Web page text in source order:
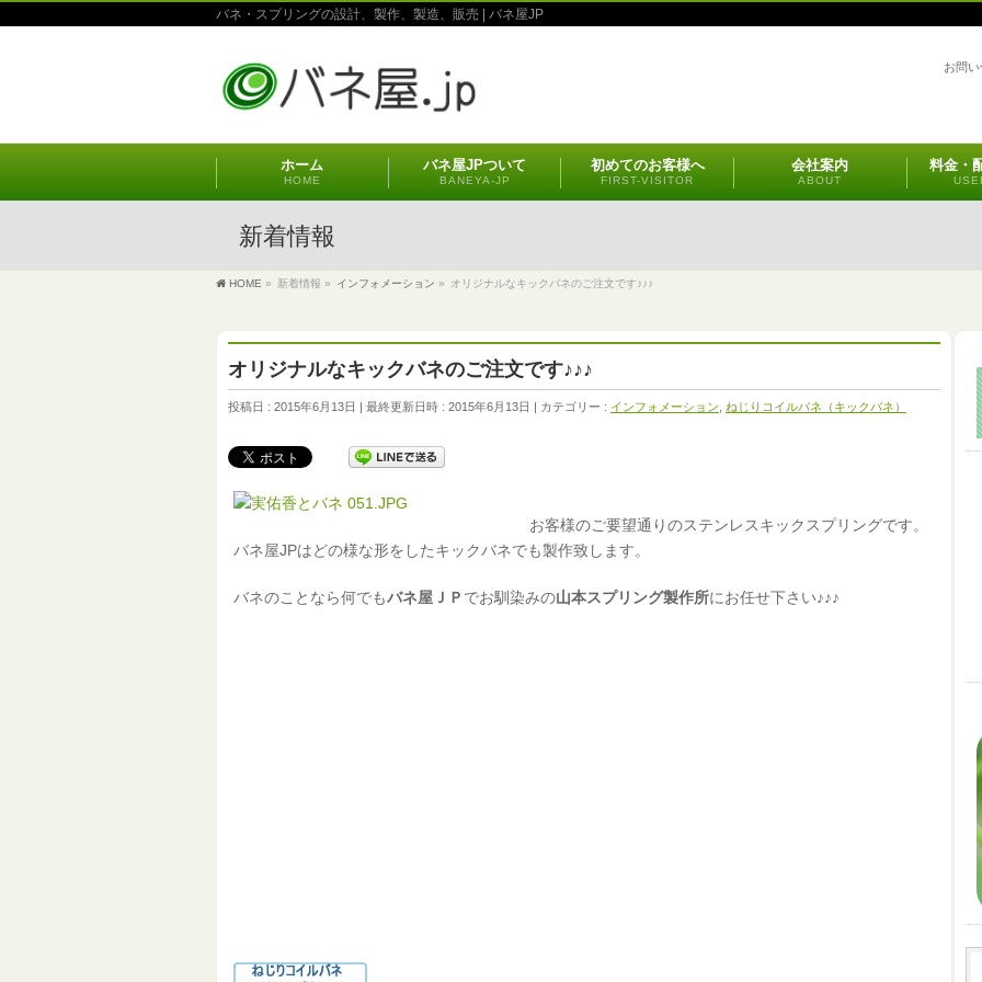
バネ・スプリングの設計、製作、製造、販売 | バネ屋JP
お問
ホーム
HOME
バネ屋JPついて
BANEYA-JP
初めてのお客様へ
FIRST-VISITOR
会社案内
ABOUT
料金・
新着情報
HOME » 新着情報 » インフォメーション » オリジナルなキックバネのご注文です♪♪♪
オリジナルなキックバネのご注文です♪♪♪
投稿日 : 2015年6月13日 最終更新日時 : 2015年6月13日 カテゴリー : インフォメーション ねじりコイルバネ（キックバネ）
お客様のご要望通りのステンレスキックスプリングです。
バネ屋JPはどの様な形をしたキックバネでも製作致します。
バネのことなら何でもバネ屋ＪＰ でお馴染みの山本スプリング製作所にお任せ下さい♪♪♪